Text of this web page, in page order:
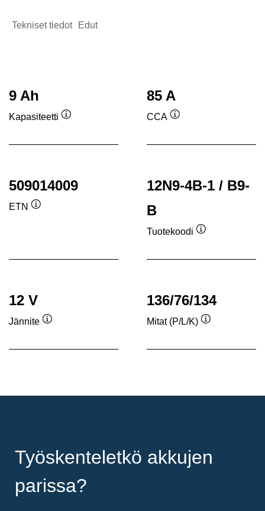
Tekniset tiedot Edut
9 Ah
Kapasiteetti
85 A
CCA
509014009
ETN
12N9-4B-1 / B9-
B
Tuotekoodi
12 V
Jännite
136/76/134
Mitat (P/L/K)
Työskenteletkö akkujen
parissa?